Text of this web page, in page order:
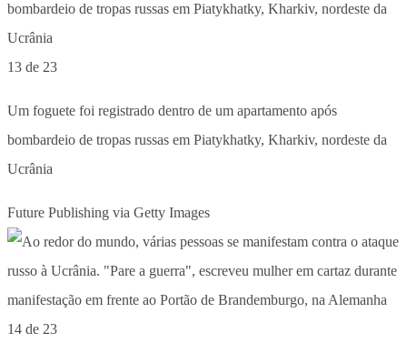
13 de 23
Um foguete foi registrado dentro de um apartamento após
bombardeio de tropas russas em Piatykhatky, Kharkiv, nordeste da
Ucrânia
Future Publishing via Getty Images
14 de 23